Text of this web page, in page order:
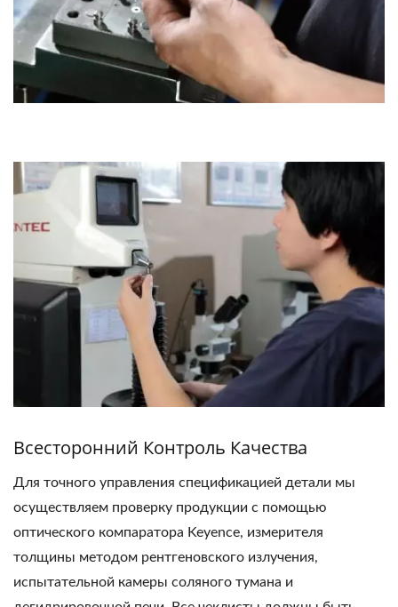
Всесторонний Контроль Качества
Для точного управления спецификацией детали мы
осуществляем проверку продукции с помощью
оптического компаратора Keyence, измерителя
толщины методом рентгеновского излучения,
испытательной камеры соляного тумана и